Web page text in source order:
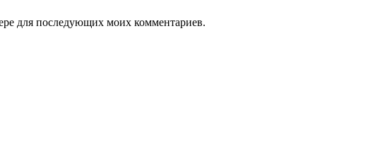
для последующих моих комментариев.